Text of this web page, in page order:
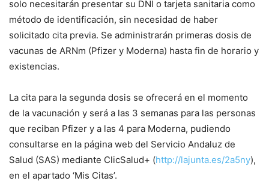
solo necesitarán presentar su DNI o tarjeta sanitaria como
método de identificación, sin necesidad de haber
solicitado cita previa. Se administrarán primeras dosis de
vacunas de ARNm (Pfizer y Moderna) hasta fin de horario y
existencias.
La cita para la segunda dosis se ofrecerá en el momento
de la vacunación y será a las 3 semanas para las personas
que reciban Pfizer y a las 4 para Moderna, pudiendo
consultarse en la página web del Servicio Andaluz de
Salud (SAS) mediante ClicSalud+ (http://lajunta.es/2a5ny),
en el apartado ‘Mis Citas’.